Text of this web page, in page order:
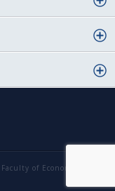
of Economics,